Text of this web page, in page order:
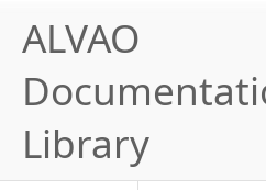
ALVAO
Library